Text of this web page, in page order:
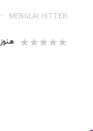
MENGLAI HITTER